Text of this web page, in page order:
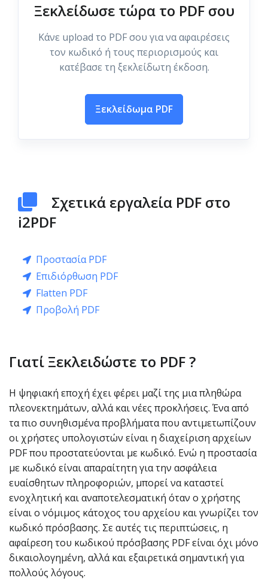
Ξεκλείδωσε τώρα το PDF σου
Κάνε upload το PDF σου για να αφαιρέσεις
τον κωδικό ή τους περιορισμούς και
κατέβασε τη ξεκλείδωτη έκδοση.
Ξεκλείδωμα PDF
Σχετικά εργαλεία PDF στο
i2PDF
Προστασία PDF
Επιδιόρθωση PDF
Flatten PDF
Προβολή PDF
Γιατί Ξεκλειδώστε το PDF ?
Η ψηφιακή εποχή έχει φέρει μαζί της μια πληθώρα
πλεονεκτημάτων, αλλά και νέες προκλήσεις. Ένα από
τα πιο συνηθισμένα προβλήματα που αντιμετωπίζουν
οι χρήστες υπολογιστών είναι η διαχείριση αρχείων
PDF που προστατεύονται με κωδικό. Ενώ η προστασία
με κωδικό είναι απαραίτητη για την ασφάλεια
ευαίσθητων πληροφοριών, μπορεί να καταστεί
ενοχλητική και αναποτελεσματική όταν ο χρήστης
είναι ο νόμιμος κάτοχος του αρχείου και γνωρίζει τον
κωδικό πρόσβασης. Σε αυτές τις περιπτώσεις, η
αφαίρεση του κωδικού πρόσβασης PDF είναι όχι μόνο
δικαιολογημένη, αλλά και εξαιρετικά σημαντική για
πολλούς λόγους.